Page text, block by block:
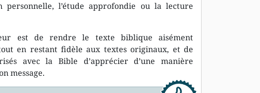
l’étude approfondie ou la lecture
est de rendre le texte biblique aisément
en restant fidèle aux textes originaux, et de
avec la Bible d’apprécier d’une manière
message.